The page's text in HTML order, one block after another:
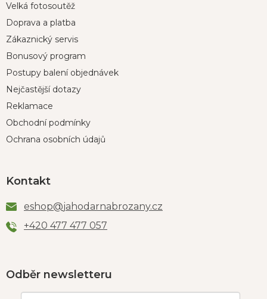
Velká fotosoutěž
Doprava a platba
Zákaznický servis
Bonusový program
Postupy balení objednávek
Nejčastější dotazy
Reklamace
Obchodní podmínky
Ochrana osobních údajů
Kontakt
eshop@jahodarnabrozany.cz
+420 477 477 057
Odběr newsletteru